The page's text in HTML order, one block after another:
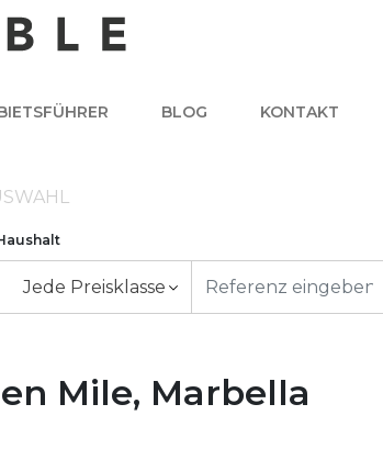
BLOG KONTAKT
Jede Preisklasse
Mile, Marbella